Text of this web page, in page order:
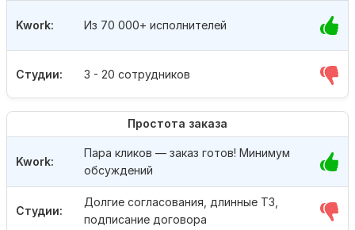
Студии: 3 - 20 сотрудников
Kwork: Из 70 000+ исполнителей
Простота заказа
Студии:
Долгие согласования, длинные ТЗ,
подписание договора
Kwork:
Пара кликов — заказ готов! Минимум
обсуждений